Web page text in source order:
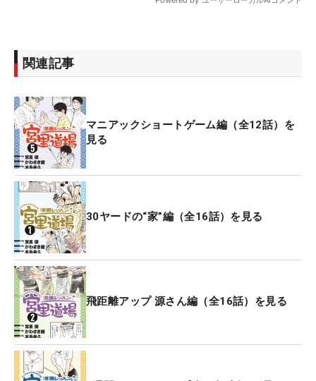
関連記事
マニアックショートゲーム編（全12話）を
見る
30ヤードの“家”編（全16話）を見る
飛距離アップ 源さん編（全16話）を見る